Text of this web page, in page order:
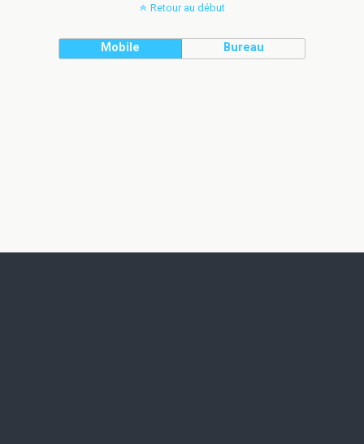
Retour au début
Mobile Bureau